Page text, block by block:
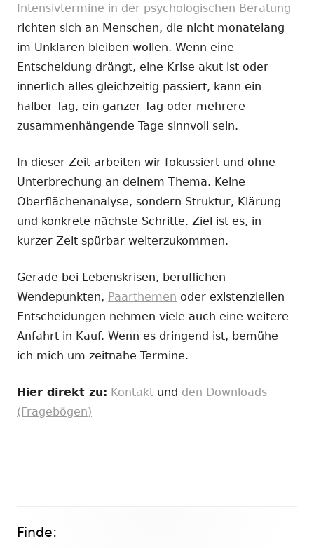
Intensivtermine in der psychologischen Beratung
richten sich an Menschen, die nicht monatelang
im Unklaren bleiben wollen. Wenn eine
Entscheidung drängt, eine Krise akut ist oder
innerlich alles gleichzeitig passiert, kann ein
halber Tag, ein ganzer Tag oder mehrere
zusammenhängende Tage sinnvoll sein.
In dieser Zeit arbeiten wir fokussiert und ohne
Unterbrechung an deinem Thema. Keine
Oberflächenanalyse, sondern Struktur, Klärung
und konkrete nächste Schritte. Ziel ist es, in
kurzer Zeit spürbar weiterzukommen.
Gerade bei Lebenskrisen, beruflichen
Wendepunkten, Paarthemen oder existenziellen
Entscheidungen nehmen viele auch eine weitere
Anfahrt in Kauf. Wenn es dringend ist, bemühe
ich mich um zeitnahe Termine.
Hier direkt zu: Kontakt und den Downloads
(Fragebögen)
Haupt-
Finde: